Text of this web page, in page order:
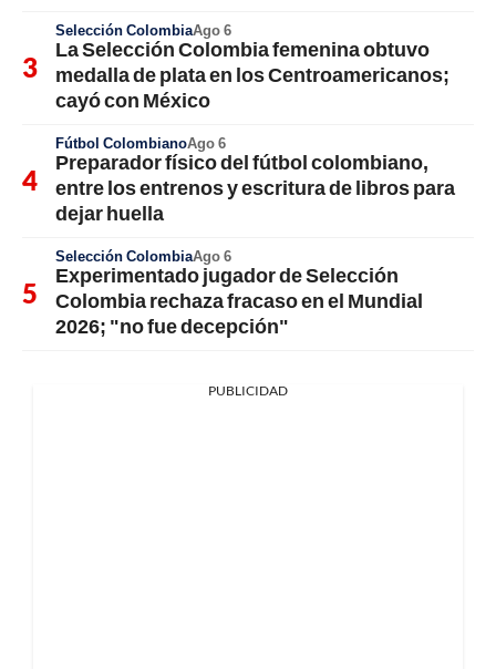
Selección ColombiaAgo 6
La Selección Colombia femenina obtuvo
medalla de plata en los Centroamericanos;
cayó con México
Fútbol ColombianoAgo 6
Preparador físico del fútbol colombiano,
entre los entrenos y escritura de libros para
dejar huella
Selección ColombiaAgo 6
Experimentado jugador de Selección
Colombia rechaza fracaso en el Mundial
2026; "no fue decepción"
PUBLICIDAD